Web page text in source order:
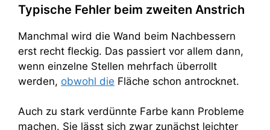
Typische Fehler beim zweiten Anstrich
Manchmal wird die Wand beim Nachbessern
erst recht fleckig. Das passiert vor allem dann,
wenn einzelne Stellen mehrfach überrollt
werden, obwohl die Fläche schon antrocknet.
Auch zu stark verdünnte Farbe kann Probleme
machen. Sie lässt sich zwar zunächst leichter